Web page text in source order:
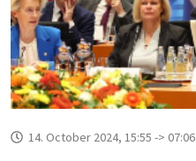
14. October 2024, 15:55 -> 07:06